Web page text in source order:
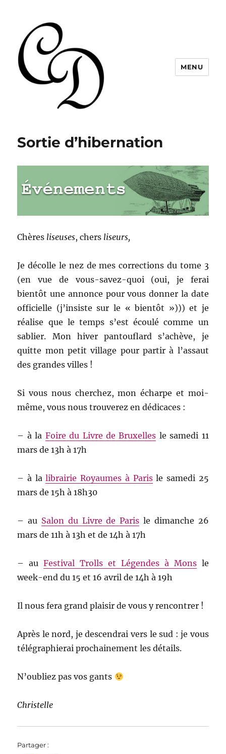
MENU
Sortie d’hibernation
Chères liseuses, chers liseurs,
Je décolle le nez de mes corrections du tome 3
(en vue de vous-savez-quoi (oui, je ferai
bientôt une annonce pour vous donner la date
officielle (j’insiste sur le « bientôt »))) et je
réalise que le temps s’est écoulé comme un
sablier. Mon hiver pantouflard s’achève, je
quitte mon petit village pour partir à l’assaut
des grandes villes !
Si vous nous cherchez, mon écharpe et moi-
même, vous nous trouverez en dédicaces :
– à la Foire du Livre de Bruxelles le samedi 11
mars de 13h à 17h
– à lalibrairie Royaumes à Parisle samedi 25
mars de 15h à 18h30
– au Salon du Livre de Paris le dimanche 26
mars de 11h à 13h et de 14h à 17h
– auFestival Trolls et Légendes à Monsle
week-end du 15 et 16 avril de 14h à 19h
Il nous fera grand plaisir de vous y rencontrer !
Après le nord, je descendrai vers le sud : je vous
télégraphierai prochainement les détails.
N’oubliez pas vos gants
Christelle
Partager :